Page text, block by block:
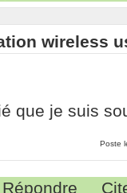
wireless
que je suis
Poste
Répondre